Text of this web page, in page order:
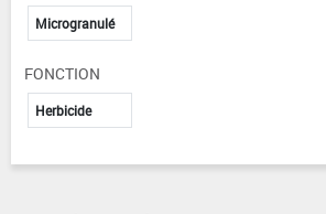
Microgranulé
FONCTION
Herbicide